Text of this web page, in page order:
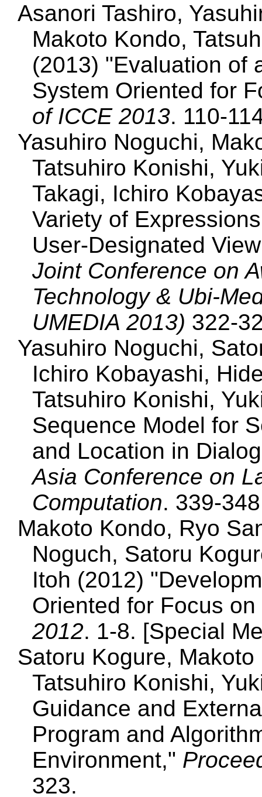
Asanori Tashiro,
Makoto Kondo,
(2013) "Evaluation of
System Oriented for
of ICCE 2013. 110-
Yasuhiro Noguchi,
Tatsuhiro Konishi,
Takagi, Ichiro
Variety of
User-Designated
Joint Conference on
Technology & Ubi-
UMEDIA 2013) 322-
Yasuhiro Noguchi,
Ichiro Kobayashi,
Tatsuhiro Konishi,
Sequence Model for
and Location in
Asia Conference on
Computation. 339-
Makoto Kondo, Ryo
Noguch, Satoru
Itoh (2012)
Oriented for Focus
2012. 1-8. [Special
Satoru Kogure,
Tatsuhiro Konishi,
Guidance and
Program and
Environment,"
323.